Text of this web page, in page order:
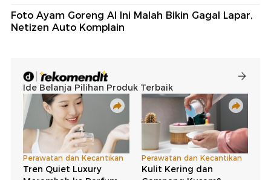
Foto Ayam Goreng AI Ini Malah Bikin Gagal Lapar,
Netizen Auto Komplain